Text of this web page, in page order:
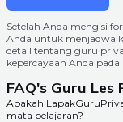
Setelah Anda mengisi
Anda untuk
detail tentang guru
kepercayaan Anda
FAQ's Guru Les
Apakah
mata pelajaran?